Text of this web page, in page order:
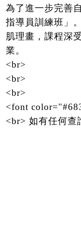
為了進一步完善
指導員訓練班」
肌理畫，課程深
業。
<br>
<br>
<br>
<font
<br> 如有任何查